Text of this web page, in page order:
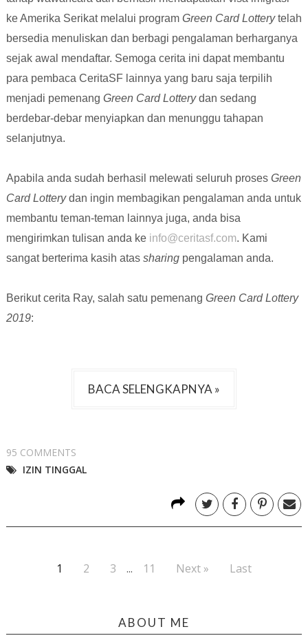
ke Amerika Serikat melalui program Green Card Lotterytelah
bersedia menuliskan dan berbagi pengalaman berharganya
sejak awal mendaftar. Semoga cerita ini dapat membantu
para pembaca CeritaSF lainnya yang baru saja terpilih
menjadi pemenang Green Card Lotterydan sedang
berdebar-debar menyiapkan dan menunggu tahapan
selanjutnya.
Apabila anda sudah berhasil melewati seluruh proses Green
Card Lotterydan ingin membagikan pengalaman anda untuk
membantu teman-teman lainnya juga, anda bisa
mengirimkan tulisan anda ke info@ceritasf.com. Kami
sangat berterima kasih atas sharingpengalaman anda.
Berikut cerita Ray, salah satu pemenang Green Card Lottery
2019:
BACA SELENGKAPNYA »
95 COMMENTS
IZIN TINGGAL
1 2 3 ... 11 Next » Last
ABOUT ME